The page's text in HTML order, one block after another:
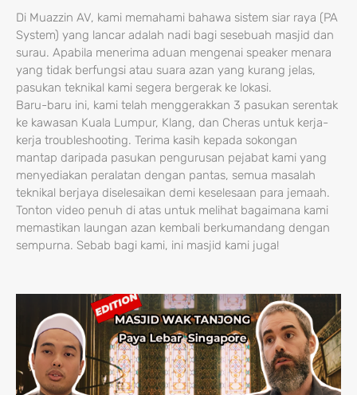
Di Muazzin AV, kami memahami bahawa sistem siar raya (PA
System) yang lancar adalah nadi bagi sesebuah masjid dan
surau. Apabila menerima aduan mengenai speaker menara
yang tidak berfungsi atau suara azan yang kurang jelas,
pasukan teknikal kami segera bergerak ke lokasi.
Baru-baru ini, kami telah menggerakkan 3 pasukan serentak
ke kawasan Kuala Lumpur, Klang, dan Cheras untuk kerja-
kerja troubleshooting. Terima kasih kepada sokongan
mantap daripada pasukan pengurusan pejabat kami yang
menyediakan peralatan dengan pantas, semua masalah
teknikal berjaya diselesaikan demi keselesaan para jemaah.
Tonton video penuh di atas untuk melihat bagaimana kami
memastikan laungan azan kembali berkumandang dengan
sempurna. Sebab bagi kami, ini masjid kami juga!